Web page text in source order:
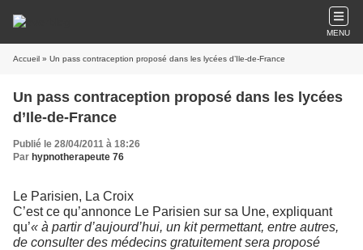
MENU
Accueil » Un pass contraception proposé dans les lycées d’Ile-de-France
Un pass contraception proposé dans les lycées
d’Ile-de-France
Publié le 28/04/2011 à 18:26
Par hypnotherapeute 76
Le Parisien, La Croix
C’est ce qu’annonce Le Parisien sur sa Une, expliquant
qu’« à partir d’aujourd’hui, un kit permettant, entre autres,
de consulter des médecins gratuitement sera proposé